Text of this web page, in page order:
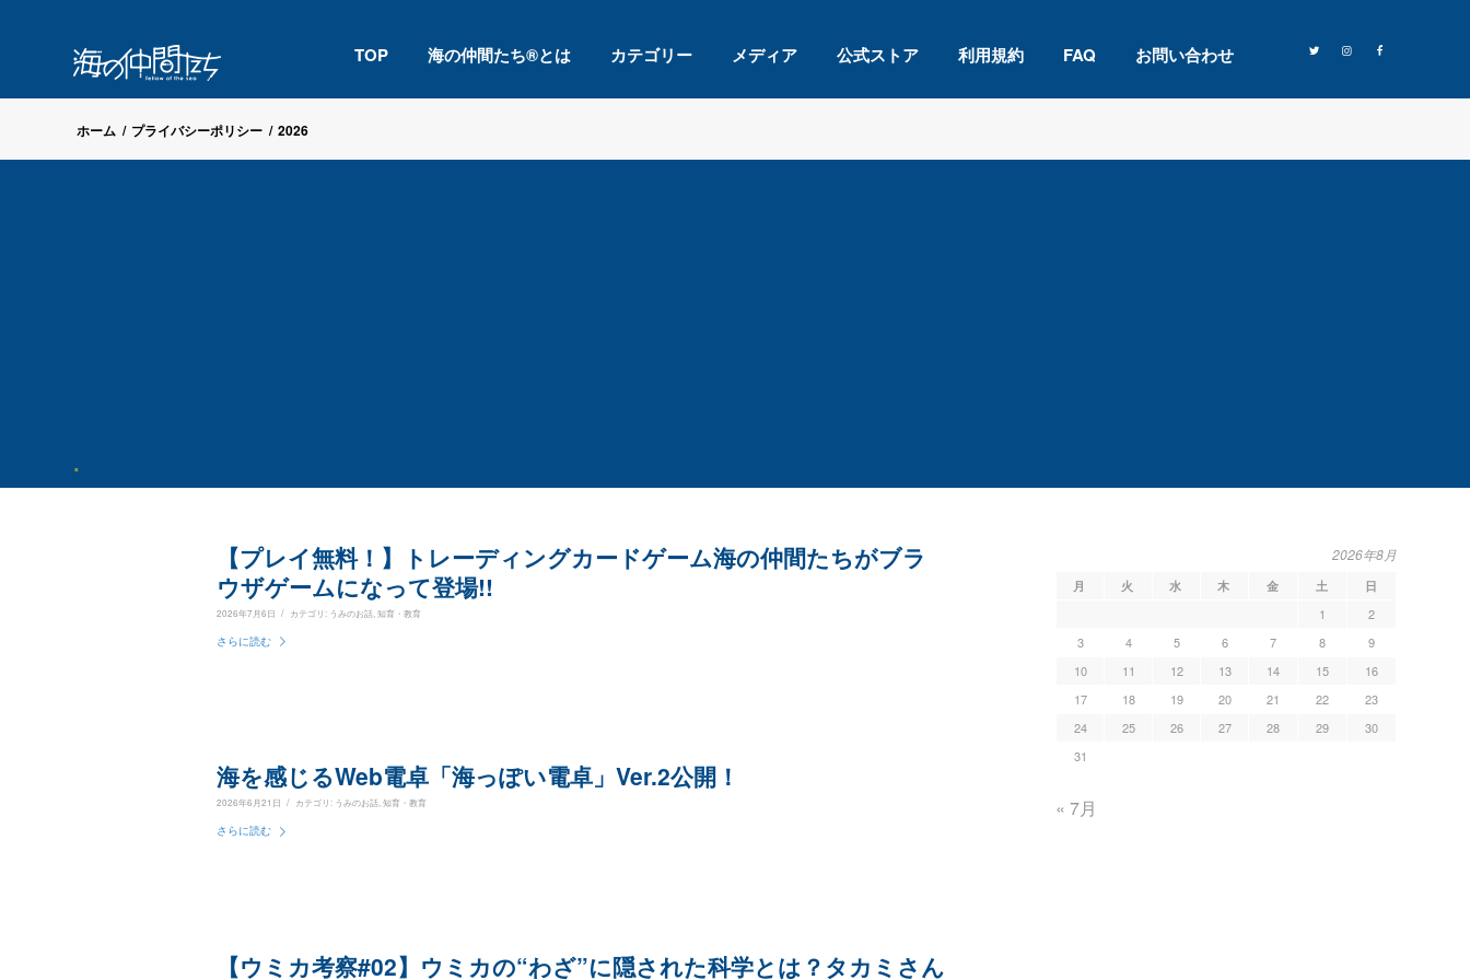
TOP 海の仲間たち®とは カテゴリー メディア 公式ストア 利用規約 FAQ お問い合わせ
ホーム / プライバシーポリシー / 2026
【プレイ無料！】トレーディングカードゲーム海の仲間たちがブラ
ウザゲームになって登場!!
2026年7月6日 / カテゴリ: うみのお話 知育・教育
さらに読む
海を感じるWeb電卓「海っぽい電卓」Ver.2公開！
2026年6月21日 / カテゴリ: うみのお話,知育・教育
さらに読む
【ウミカ考察#02】ウミカの“わざ”に隠された科学とは？タカミさん
2026年8月
月 火 水 木 金 土 日
1
2
3
4 5 6 7 8
9
10
11 12 13 14 15
16
17
18 19 20 21 22
23
24
25 26 27 28 29
30
31
« 7月